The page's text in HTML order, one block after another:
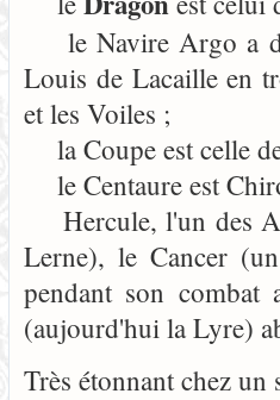
le Navire Argo a
Louis de Lacaille en
et les Voiles ;
la Coupe est celle
le Centaure est
Hercule, l'un des
Lerne), le Cancer
pendant son
(aujourd'hui la Lyre)
Très étonnant chez